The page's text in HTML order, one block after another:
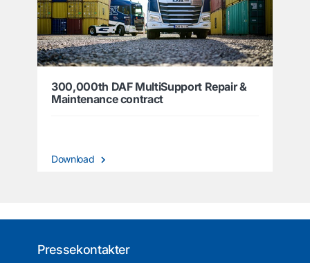
300,000th DAF MultiSupport Repair &
Maintenance contract
Download
Pressekontakter